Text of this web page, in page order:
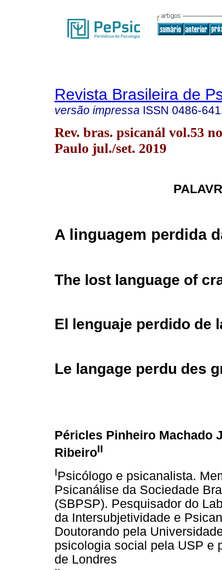
Revista Brasileira de
versão impressa ISSN 0486-
Rev. bras. psicanál vol.53
Paulo jul./set. 2019
A linguagem perdida
The lost language of
El lenguaje perdido de
Le langage perdu des
Péricles Pinheiro Machado
RibeiroII
IPsicólogo e psicanalista.
Psicanálise da Sociedade
(SBPSP). Pesquisador do
da Intersubjetividade e
Doutorando pela
psicologia social pela USP e
de Londres